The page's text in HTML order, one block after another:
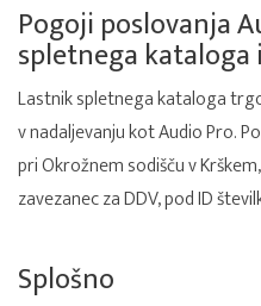
Pogoji poslovanja
spletnega
Lastnik spletnega kataloga
v nadaljevanju kot Audio Pro.
pri Okrožnem sodišču v
zavezanec za DDV, pod ID
Splošno